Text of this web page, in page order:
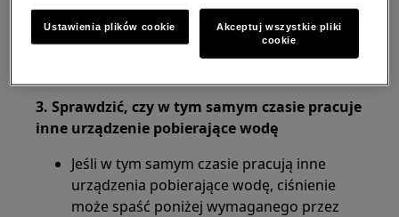
program.
Nacisnąć przycisk Start, aby uruchomić
3. Sprawdzić, czy w tym samym czasie pracuje
inne urządzenie pobierające wodę
Jeśli w tym samym czasie pracują inne
urządzenia pobierające wodę, ciśnienie
może spaść poniżej wymaganego przez
Ustawienia plików cookie
Akceptuj wszystkie pliki
cookie